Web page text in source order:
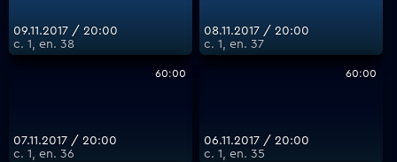
09.11.2017 / 20:00
с. 1, еп. 38
08.11.2017 / 20:00
с. 1, еп. 37
60:00
07.11.2017 / 20:00
с. 1, еп. 36
60:00
06.11.2017 / 20:00
с. 1, еп. 35